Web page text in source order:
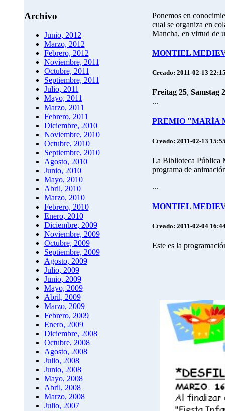
Archivo
Junio, 2012
Marzo, 2012
Febrero, 2012
Noviembre, 2011
Octubre, 2011
Septiembre, 2011
Julio, 2011
Mayo, 2011
Marzo, 2011
Febrero, 2011
Diciembre, 2010
Noviembre, 2010
Octubre, 2010
Septiembre, 2010
Agosto, 2010
Junio, 2010
Mayo, 2010
Abril, 2010
Marzo, 2010
Febrero, 2010
Enero, 2010
Diciembre, 2009
Noviembre, 2009
Octubre, 2009
Septiembre, 2009
Agosto, 2009
Julio, 2009
Junio, 2009
Mayo, 2009
Abril, 2009
Marzo, 2009
Febrero, 2009
Enero, 2009
Diciembre, 2008
Octubre, 2008
Agosto, 2008
Julio, 2008
Junio, 2008
Mayo, 2008
Abril, 2008
Marzo, 2008
Julio, 2007
Ponemos en
cual se organiza en
Mancha, en virtud de
MONTIEL
Creado: 2011-02-13
Freitag 25, Samstag
...
PREMIO "MARÍA
Creado: 2011-02-13
La Biblioteca Pública
programa de
...
MONTIEL
Creado: 2011-02-04
Este es la